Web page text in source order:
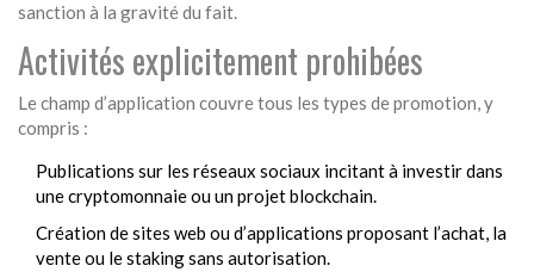
sanction à la gravité du fait.
Activités explicitement prohibées
Le champ d’application couvre tous les types de promotion, y
compris :
Publications sur les réseaux sociaux incitant à investir dans
une cryptomonnaie ou un projet blockchain.
Création de sites web ou d’applications proposant l’achat, la
vente ou le staking sans autorisation.